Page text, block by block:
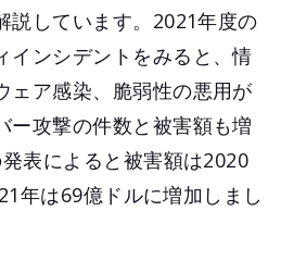
説しています。2021年度の
インシデントをみると、情
ェア感染、脆弱性の悪用が
ー攻撃の件数と被害額も増
表によると被害額は2020
年は69億ドルに増加しまし